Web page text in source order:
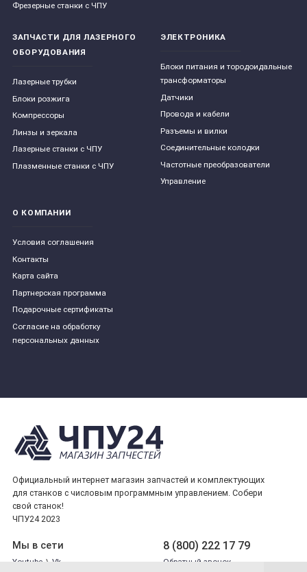
Фрезерные станки с ЧПУ
ЗАПЧАСТИ ДЛЯ ЛАЗЕРНОГО
ОБОРУДОВАНИЯ
Лазерные трубки
Блоки розжига
Компрессоры
Линзы и зеркала
Лазерные станки с ЧПУ
Плазменные станки с ЧПУ
ЭЛЕКТРОНИКА
Блоки питания и тородоидальные
трансформаторы
Датчики
Провода и кабели
Разъемы и вилки
Соединительные колодки
Частотные преобразователи
Управление
О КОМПАНИИ
Условия соглашения
Контакты
Карта сайта
Партнерская программа
Подарочные сертификаты
Согласие на обработку
персональных данных
Официальный интернет магазин запчастей и комплектующих
для станков с числовым программным управлением. Собери
свой станок!
ЧПУ24 2023
8 (800) 222 17 79
Обратный звонок
Мы в сети
Youtube \ Vk